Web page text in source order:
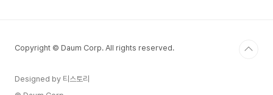
Copyright © Daum Corp. All rights reserved.
Designed by 티스토리